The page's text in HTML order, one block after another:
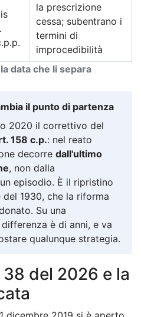
data che li separa
la prescrizione
cessa; subentrano i
termini di
improcedibilità
il punto di partenza
2020 il correttivo del
158 c.p.: nel reato
decorre dall'ultimo
, non dalla
episodio. È il ripristino
1930, che la riforma
Su una
è di anni, e va
qualunque strategia.
del 2026 e la